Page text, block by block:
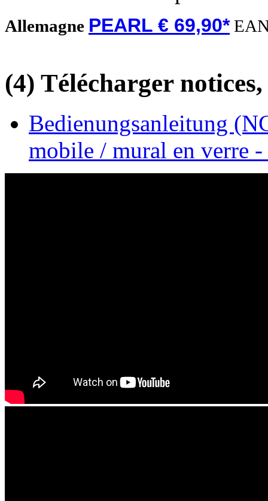
Allemagne PEARL € 69,90*
(4) Télécharger
Bedienungsanleitung
mobile / mural en verre